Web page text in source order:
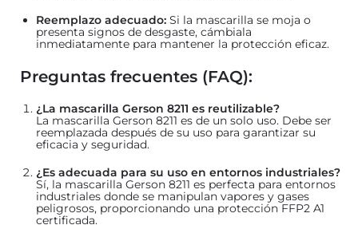
Reemplazo adecuado: Si la mascarilla se moja o
presenta signos de desgaste, cámbiala
inmediatamente para mantener la protección eficaz.
Preguntas frecuentes (FAQ):
¿La mascarilla Gerson 8211 es reutilizable?
La mascarilla Gerson 8211 es de un solo uso. Debe ser
reemplazada después de su uso para garantizar su
eficacia y seguridad.
¿Es adecuada para su uso en entornos industriales?
Sí, la mascarilla Gerson 8211 es perfecta para entornos
industriales donde se manipulan vapores y gases
peligrosos, proporcionando una protección FFP2 A1
certificada.